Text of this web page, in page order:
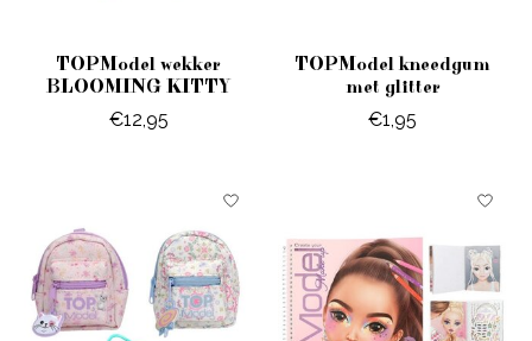
TOPModel wekker
BLOOMING KITTY
€12,95
TOPModel kneedgum
met glitter
€1,95